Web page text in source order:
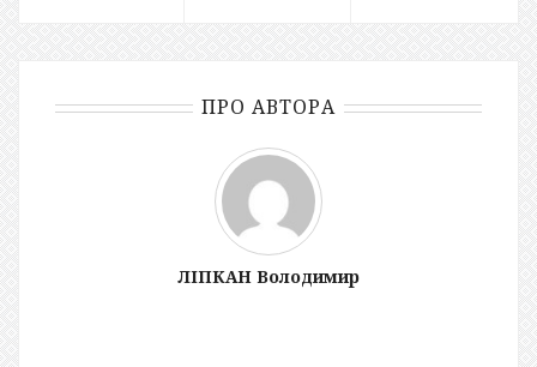
ПРО АВТОРА
ЛІПКАН Володимир